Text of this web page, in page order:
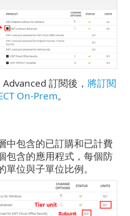
訂閱後， 將訂閱
On-Prem。
中包含的已訂購和已計費
包含的應用程式，每個防
位與子單位比例。